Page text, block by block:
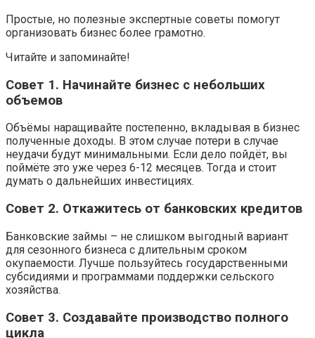
Простые, но полезные экспертные советы помогут
организовать бизнес более грамотно.
Читайте и запоминайте!
Совет 1. Начинайте бизнес с небольших
объемов
Объёмы наращивайте постепенно, вкладывая в бизнес
полученные доходы. В этом случае потери в случае
неудачи будут минимальными. Если дело пойдёт, вы
поймёте это уже через 6-12 месяцев. Тогда и стоит
думать о дальнейших инвестициях.
Совет 2. Откажитесь от банковских кредитов
Банковские займы – не слишком выгодный вариант
для сезонного бизнеса с длительным сроком
окупаемости. Лучше пользуйтесь государственными
субсидиями и программами поддержки сельского
хозяйства.
Совет 3. Создавайте производство полного
цикла